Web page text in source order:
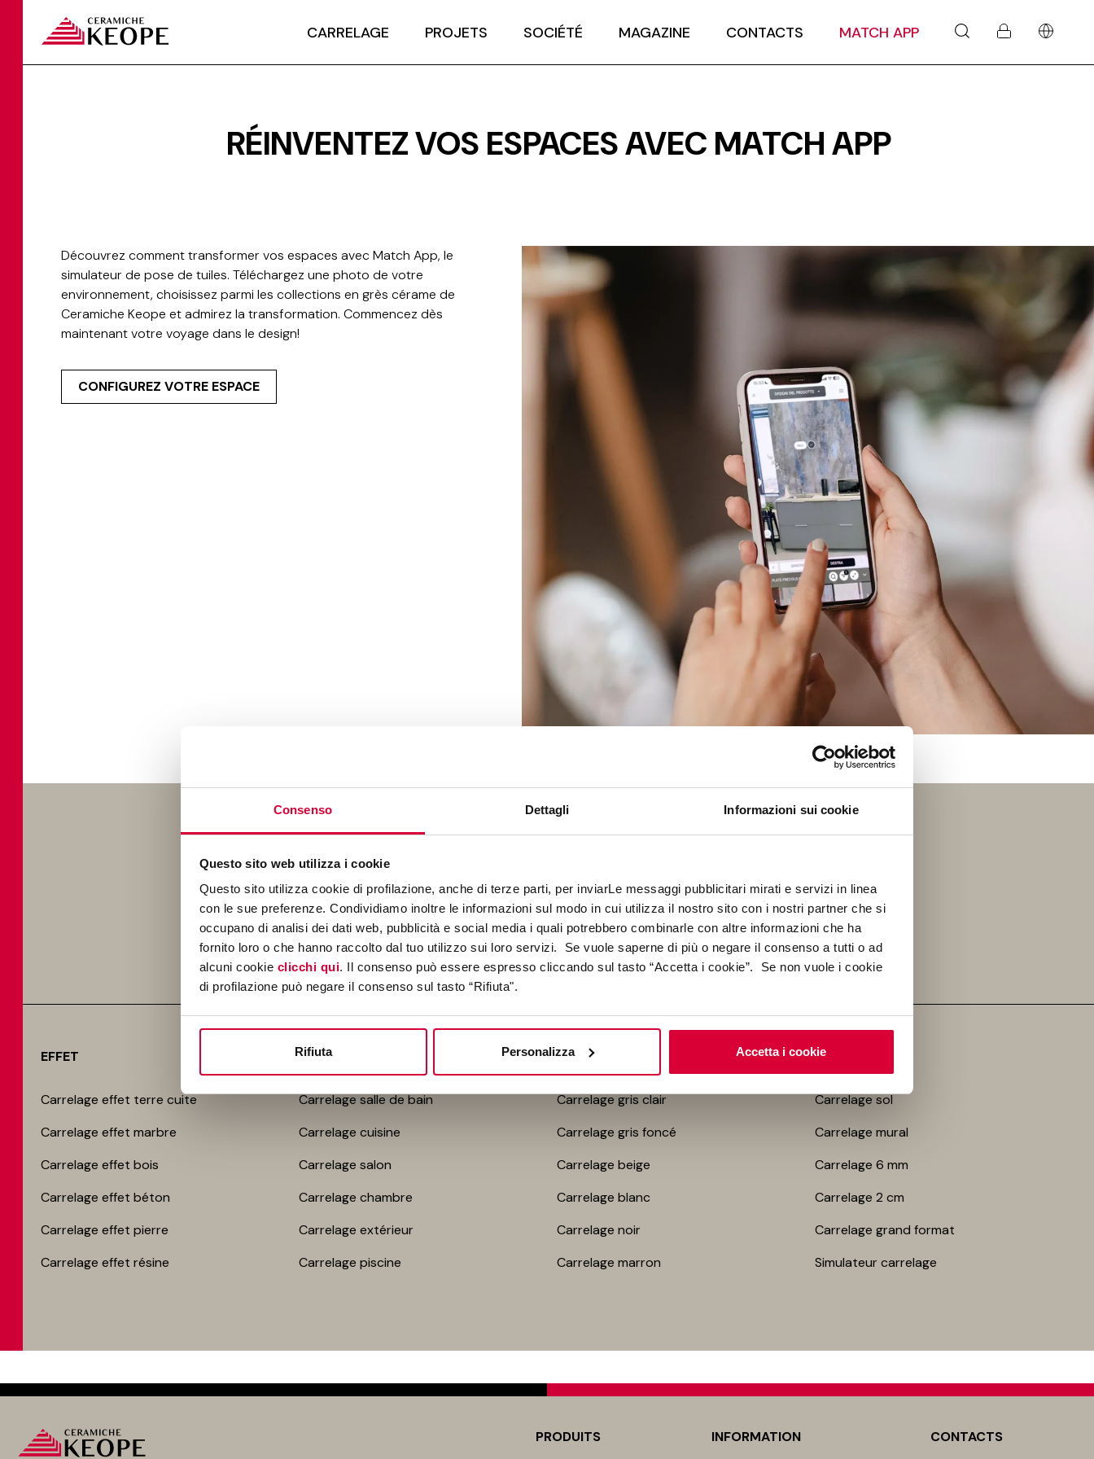
Consenso Dettagli Informazioni sui cookie
Questo sito web utilizza i cookie
Questo sito utilizza cookie di profilazione, anche di terze parti, per inviarLe messaggi pubblicitari mirati e servizi in linea
con le sue preferenze. Condividiamo inoltre le informazioni sul modo in cui utilizza il nostro sito con i nostri partner che si
occupano di analisi dei dati web, pubblicità e social media i quali potrebbero combinarle con altre informazioni che ha
fornito loro o che hanno raccolto dal tuo utilizzo sui loro servizi. Se vuole saperne di più o negare il consenso a tutti o ad
alcuni cookie clicchi qui. Il consenso può essere espresso cliccando sul tasto “Accetta i cookie”. Se non vuole i cookie
di profilazione può negare il consenso sul tasto “Rifiuta".
Rifiuta Personalizza Accetta i cookie
CARRELAGE PROJETS SOCIÉTÉ MAGAZINE CONTACTS MATCH APP
RÉINVENTEZ VOS ESPACES AVEC MATCH APP
Découvrez comment transformer vos espaces avec Match App, le
simulateur de pose de tuiles. Téléchargez une photo de votre
environnement, choisissez parmi les collections en grès cérame de
Ceramiche Keope et admirez la transformation. Commencez dès
maintenant votre voyage dans le design!
CONFIGUREZ VOTRE ESPACE
Keope propose diverses solutions qui pourraient satisfaire vos idées de design. Découvrez toutes nos
propositions de sols et revêtements et commencez à concevoir vos espaces avec élégance et
raffinement.
EFFET
Carrelage effet terre cuite
Carrelage effet marbre
Carrelage effet bois
Carrelage effet béton
Carrelage effet pierre
Carrelage effet résine
ENVIRONNEMENTS
Carrelage salle de bain
Carrelage cuisine
Carrelage salon
Carrelage chambre​
Carrelage extérieur
Carrelage piscine
COULEURS
Carrelage gris clair
Carrelage gris foncé
Carrelage beige
Carrelage blanc
Carrelage noir
Carrelage marron
EN ÉVIDENCE
Carrelage sol
Carrelage mur​al
Carrelage 6 mm
Carrelage 2 cm
Carrelage grand format
Simulateur carrelage
PRODUITS INFORMATION CONTACTS